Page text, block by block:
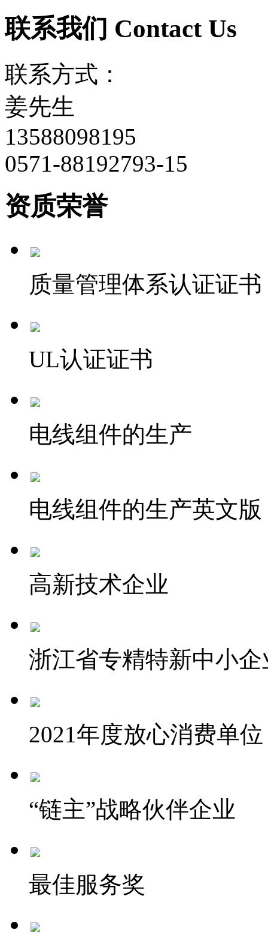
联系我们 Contact Us
联系方式：
姜先生
13588098195
0571-88192793-15
资质荣誉
质量管理体系认证证书
UL认证证书
电线组件的生产
电线组件的生产英文版
高新技术企业
浙江省专精特新中小企
2021年度放心消费单位
“链主”战略伙伴企业
最佳服务奖